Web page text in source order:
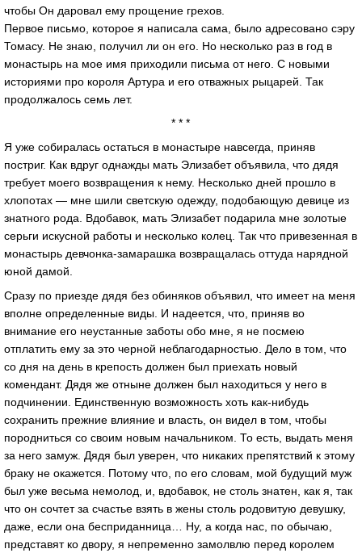
чтобы Он даровал ему прощение грехов.
Первое письмо, которое я написала сама, было адресовано сэру
Томасу. Не знаю, получил ли он его. Но несколько раз в год в
монастырь на мое имя приходили письма от него. С новыми
историями про короля Артура и его отважных рыцарей. Так
продолжалось семь лет.
* * *
Я уже собиралась остаться в монастыре навсегда, приняв
постриг. Как вдруг однажды мать Элизабет объявила, что дядя
требует моего возвращения к нему. Несколько дней прошло в
хлопотах — мне шили светскую одежду, подобающую девице из
знатного рода. Вдобавок, мать Элизабет подарила мне золотые
серьги искусной работы и несколько колец. Так что привезенная в
монастырь девчонка-замарашка возвращалась оттуда нарядной
юной дамой.
Сразу по приезде дядя без обиняков объявил, что имеет на меня
вполне определенные виды. И надеется, что, приняв во
внимание его неустанные заботы обо мне, я не посмею
отплатить ему за это черной неблагодарностью. Дело в том, что
со дня на день в крепость должен был приехать новый
комендант. Дядя же отныне должен был находиться у него в
подчинении. Единственную возможность хоть как-нибудь
сохранить прежние влияние и власть, он видел в том, чтобы
породниться со своим новым начальником. То есть, выдать меня
за него замуж. Дядя был уверен, что никаких препятствий к этому
браку не окажется. Потому что, по его словам, мой будущий муж
был уже весьма немолод, и, вдобавок, не столь знатен, как я, так
что он сочтет за счастье взять в жены столь родовитую девушку,
даже, если она бесприданница… Ну, а когда нас, по обычаю,
представят ко двору, я непременно замолвлю перед королем